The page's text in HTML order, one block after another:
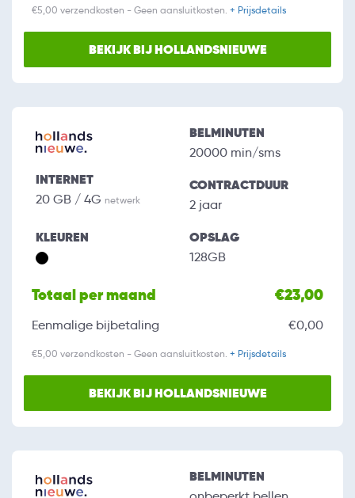
€5,00 verzendkosten - Geen aansluitkosten. + Prijsdetails
BEKIJK BIJ HOLLANDSNIEUWE
INTERNET
20 GB / 4G netwerk
BELMINUTEN
20000 min/sms
CONTRACTDUUR
2 jaar
KLEUREN OPSLAG
128GB
Totaal per maand €23,00
Eenmalige bijbetaling €0,00
€5,00 verzendkosten - Geen aansluitkosten. + Prijsdetails
BEKIJK BIJ HOLLANDSNIEUWE
BELMINUTEN